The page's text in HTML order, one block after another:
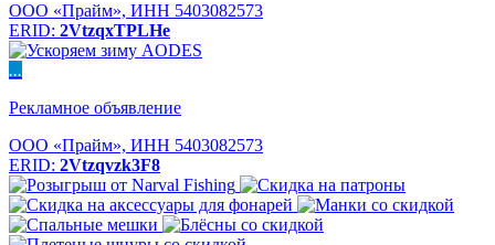
ООО «Прайм», ИНН 5403082573
ERID: 2VtzqxTPLHe
...
Рекламное объявление
ООО «Прайм», ИНН 5403082573
ERID: 2Vtzqvzk3F8